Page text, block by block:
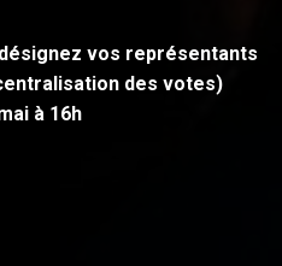
vos représentants
des votes)
à 16h